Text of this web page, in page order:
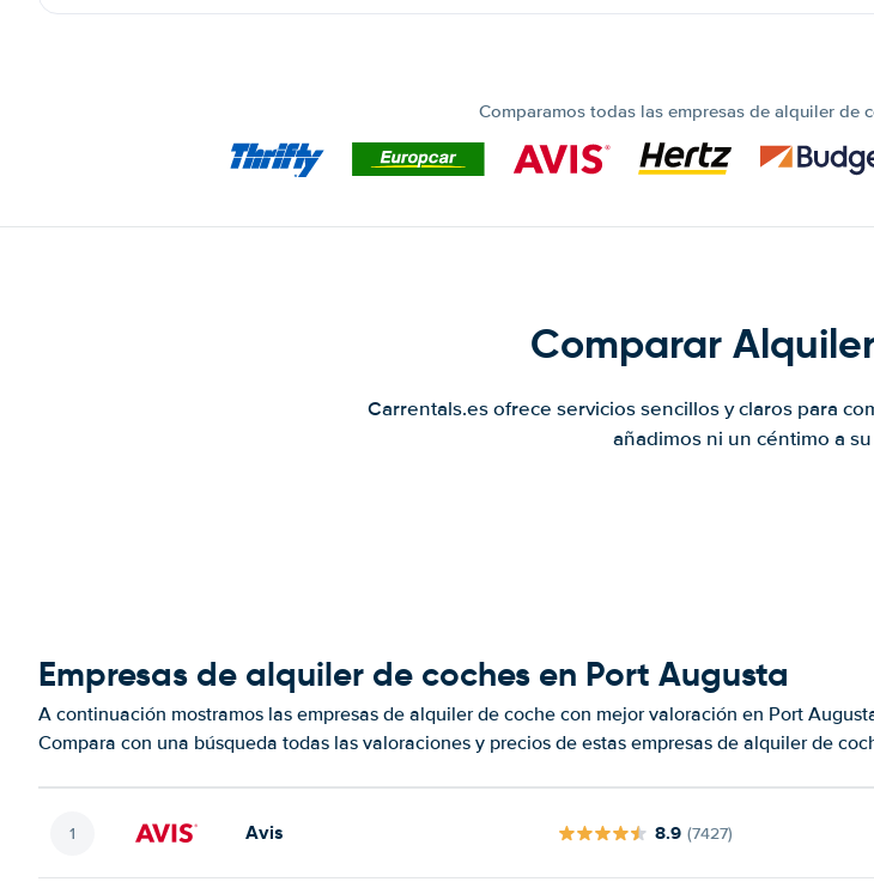
Comparamos todas las empresas de alquiler de
Comparar
Carrentals.es ofrece servicios sencillos y claros para
añadimos ni un céntimo a
Empresas de alquiler de coches en Port Augusta
A continuación mostramos las empresas de alquiler de coche con mejor valoración en Port
Compara con una búsqueda todas las valoraciones y precios de estas empresas de alquiler de
Avis 8.9 (7427)